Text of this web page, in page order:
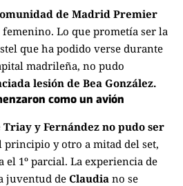
de Madrid Premier
Lo que prometía ser la
que ha podido verse durante
madrileña, no pudo
lesión de Bea González.
como un avión
y Fernández no pudo ser
principio y otro a mitad del set,
el 1º parcial. La experiencia de
juventud de Claudia no se